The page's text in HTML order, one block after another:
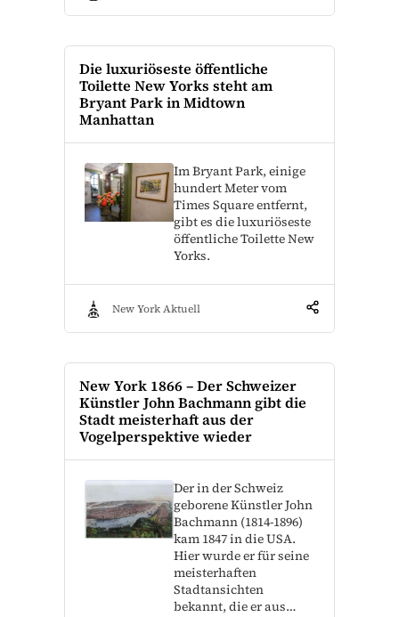
Die luxuriöseste öffentliche
Toilette New Yorks steht am
Bryant Park in Midtown
Manhattan
Im Bryant Park, einige
hundert Meter vom
Times Square entfernt,
gibt es die luxuriöseste
öffentliche Toilette New
Yorks.
New York Aktuell
New York 1866 – Der Schweizer
Künstler John Bachmann gibt die
Stadt meisterhaft aus der
Vogelperspektive wieder
Der in der Schweiz
geborene Künstler John
Bachmann (1814-1896)
kam 1847 in die USA.
Hier wurde er für seine
meisterhaften
Stadtansichten
bekannt, die er aus…